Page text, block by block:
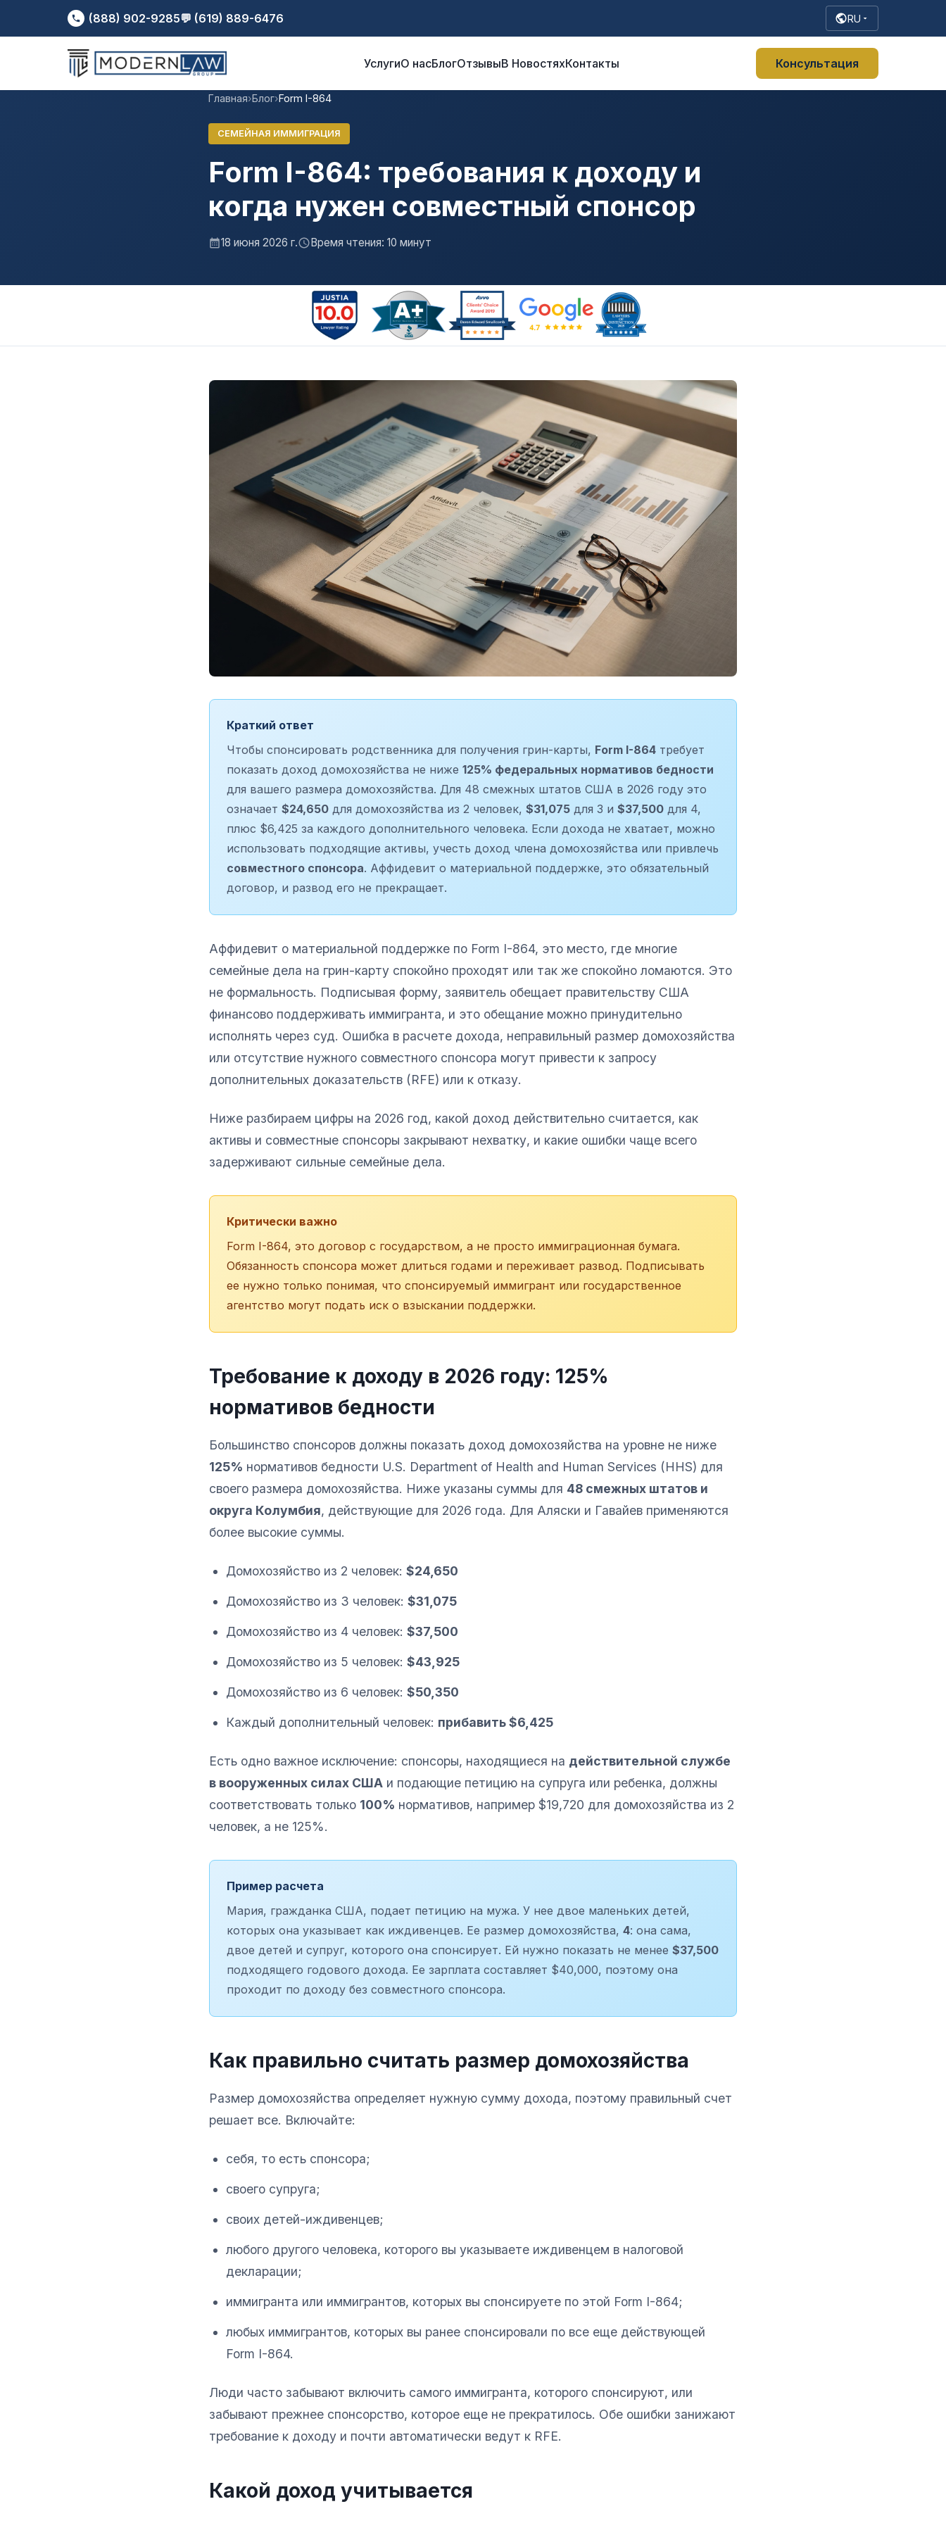
(888) 902-9285💬 (619) 889-6476 RU
УслугиО насБлогОтзывыВ НовостяхКонтакты Консультация
Главная›Блог›Form I-864
СЕМЕЙНАЯ ИММИГРАЦИЯ
Form I-864: требования к доходу и
когда нужен совместный спонсор
18 июня 2026 г. Время чтения: 10 минут
Краткий ответ
Чтобы спонсировать родственника для получения грин-карты, Form I-864 требует
показать доход домохозяйства не ниже 125% федеральных нормативов бедности
для вашего размера домохозяйства. Для 48 смежных штатов США в 2026 году это
означает $24,650 для домохозяйства из 2 человек, $31,075 для 3 и $37,500 для 4,
плюс $6,425 за каждого дополнительного человека. Если дохода не хватает, можно
использовать подходящие активы, учесть доход члена домохозяйства или привлечь
совместного спонсора. Аффидевит о материальной поддержке, это обязательный
договор, и развод его не прекращает.
Аффидевит о материальной поддержке по Form I-864, это место, где многие
семейные дела на грин-карту спокойно проходят или так же спокойно ломаются. Это
не формальность. Подписывая форму, заявитель обещает правительству США
финансово поддерживать иммигранта, и это обещание можно принудительно
исполнять через суд. Ошибка в расчете дохода, неправильный размер домохозяйства
или отсутствие нужного совместного спонсора могут привести к запросу
дополнительных доказательств (RFE) или к отказу.
Ниже разбираем цифры на 2026 год, какой доход действительно считается, как
активы и совместные спонсоры закрывают нехватку, и какие ошибки чаще всего
задерживают сильные семейные дела.
Критически важно
Form I-864, это договор с государством, а не просто иммиграционная бумага.
Обязанность спонсора может длиться годами и переживает развод. Подписывать
ее нужно только понимая, что спонсируемый иммигрант или государственное
агентство могут подать иск о взыскании поддержки.
Требование к доходу в 2026 году: 125%
нормативов бедности
Большинство спонсоров должны показать доход домохозяйства на уровне не ниже
125% нормативов бедности U.S. Department of Health and Human Services (HHS) для
своего размера домохозяйства. Ниже указаны суммы для 48 смежных штатов и
округа Колумбия, действующие для 2026 года. Для Аляски и Гавайев применяются
более высокие суммы.
Домохозяйство из 2 человек: $24,650
Домохозяйство из 3 человек: $31,075
Домохозяйство из 4 человек: $37,500
Домохозяйство из 5 человек: $43,925
Домохозяйство из 6 человек: $50,350
Каждый дополнительный человек: прибавить $6,425
Есть одно важное исключение: спонсоры, находящиеся на действительной службе
в вооруженных силах США и подающие петицию на супруга или ребенка, должны
соответствовать только 100% нормативов, например $19,720 для домохозяйства из 2
человек, а не 125%.
Пример расчета
Мария, гражданка США, подает петицию на мужа. У нее двое маленьких детей,
которых она указывает как иждивенцев. Ее размер домохозяйства, 4: она сама,
двое детей и супруг, которого она спонсирует. Ей нужно показать не менее $37,500
подходящего годового дохода. Ее зарплата составляет $40,000, поэтому она
проходит по доходу без совместного спонсора.
Как правильно считать размер домохозяйства
Размер домохозяйства определяет нужную сумму дохода, поэтому правильный счет
решает все. Включайте:
себя, то есть спонсора;
своего супруга;
своих детей-иждивенцев;
любого другого человека, которого вы указываете иждивенцем в налоговой
декларации;
иммигранта или иммигрантов, которых вы спонсируете по этой Form I-864;
любых иммигрантов, которых вы ранее спонсировали по все еще действующей
Form I-864.
Люди часто забывают включить самого иммигранта, которого спонсируют, или
забывают прежнее спонсорство, которое еще не прекратилось. Обе ошибки занижают
требование к доходу и почти автоматически ведут к RFE.
Какой доход учитывается